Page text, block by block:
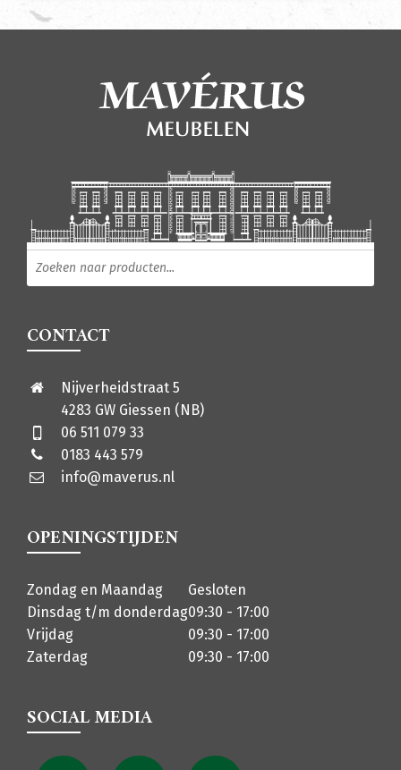
Producten zoeken
CONTACT
Nijverheidstraat 5
4283 GW Giessen (NB)
06 511 079 33
0183 443 579
info@maverus.nl
OPENINGSTIJDEN
Zondag en Maandag
Gesloten
Dinsdag t/m donderdag09:30 - 17:00
Vrijdag
09:30 - 17:00
Zaterdag
09:30 - 17:00
SOCIAL MEDIA